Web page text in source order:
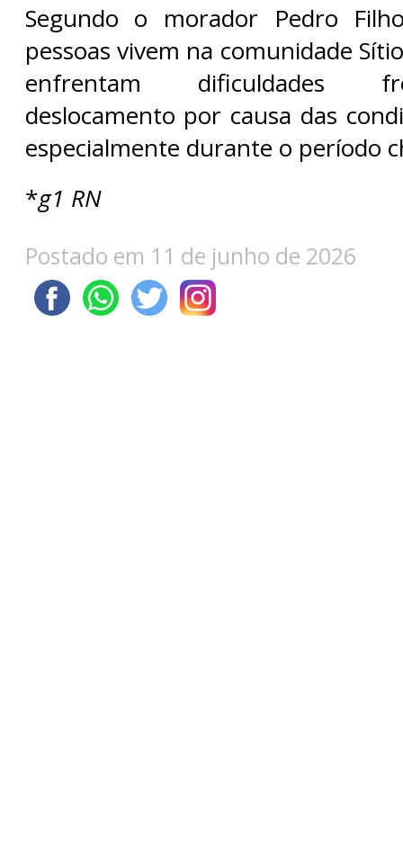
Segundo o morador Pedro
pessoas vivem na comunidade
enfrentam dificuldades
deslocamento por causa das
especialmente durante o período
*g1 RN
Postado em 11 de junho de 2026